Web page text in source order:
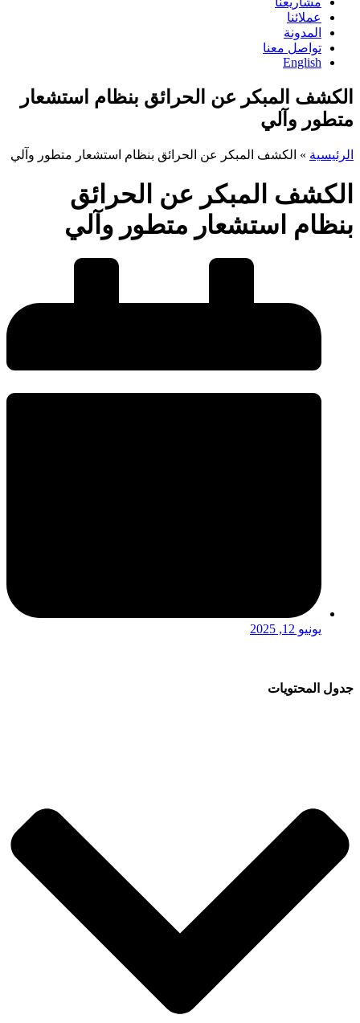
عملائنا
المدونة
تواصل معنا
English
الكشف المبكر عن الحرائق بنظام استشعار
متطور وآلي
الرئيسية » الكشف المبكر عن الحرائق بنظام استشعار متطور وآلي
الكشف المبكر عن الحرائق
بنظام استشعار متطور وآلي
يونيو 12, 2025
جدول المحتويات